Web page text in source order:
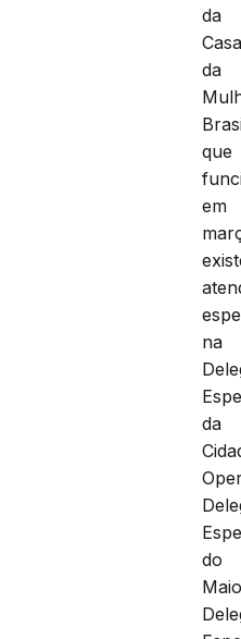
da
da
que
em
na
da
do